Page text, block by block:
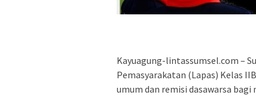
Kayuagung-lintassumsel.com –
Pemasyarakatan (Lapas) Kelas
umum dan remisi dasawarsa